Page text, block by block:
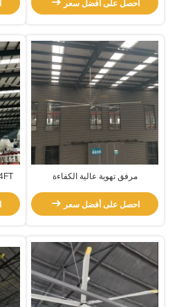
احصل على أفضل سعر
مرفق تهوية عالية الكفاءة
احصل على أفضل سعر